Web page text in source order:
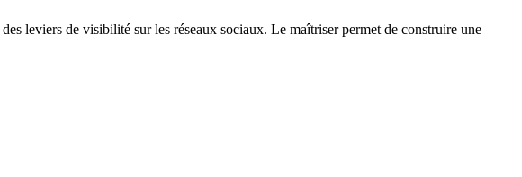
leviers de visibilité sur les réseaux sociaux. Le maîtriser permet de construire une